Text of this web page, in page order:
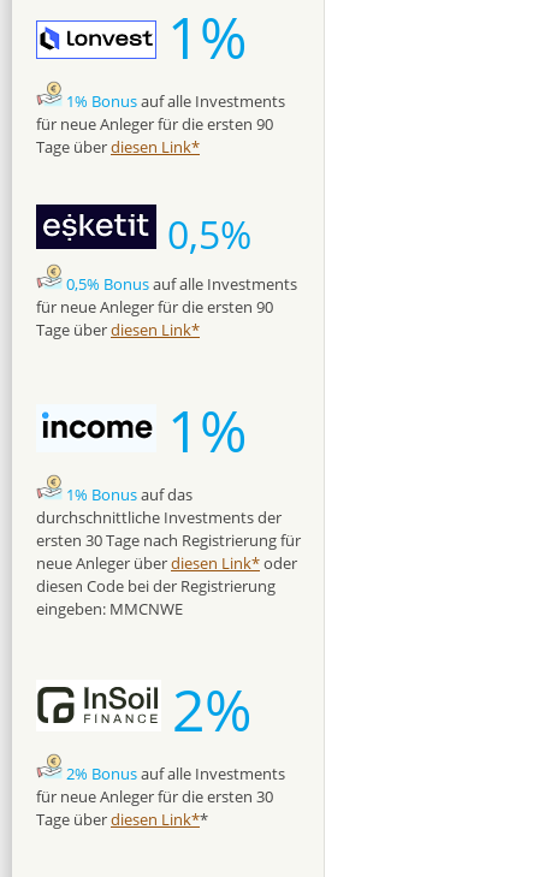
1%
1% Bonusauf alle Investments
für neue Anleger für die ersten 90
Tage überdiesen Link*
0,5%
0,5% Bonusauf alle Investments
für neue Anleger für die ersten 90
Tage überdiesen Link*
1%
1% Bonusauf das
durchschnittliche Investments der
ersten 30 Tage nach Registrierung für
neue Anleger überdiesen Link*oder
diesen Code bei der Registrierung
eingeben: MMCNWE
2%
2% Bonusauf alle Investments
für neue Anleger für die ersten 30
Tage überdiesen Link**